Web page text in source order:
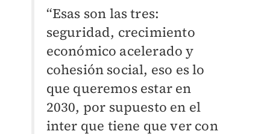
“Esas son las tres:
seguridad, crecimiento
económico acelerado y
cohesión social, eso es lo
que queremos estar en
2030, por supuesto en el
inter que tiene que ver con